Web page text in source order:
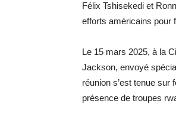
Félix Tshisekedi et
efforts américains pour
Le 15 mars 2025, à la
Jackson, envoyé
réunion s’est tenue sur
présence de troupes